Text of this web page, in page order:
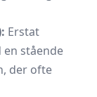
Erstat
en stående
der ofte